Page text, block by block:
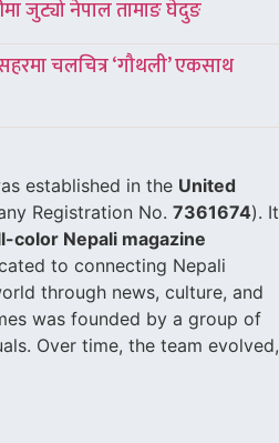
जुट्यो नेपाल तामाङ घेदुङ
चलचित्र ‘गौथली’ एकसाथ
established in the United
Registration No. 7361674). It
color Nepali magazine
to connecting Nepali
through news, culture, and
was founded by a group of
Over time, the team evolved,